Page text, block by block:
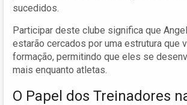
sucedidos.
Participar deste clube significa que
estarão cercados por uma estrutura que
formação, permitindo que eles se
mais enquanto atletas.
O Papel dos Treinadores